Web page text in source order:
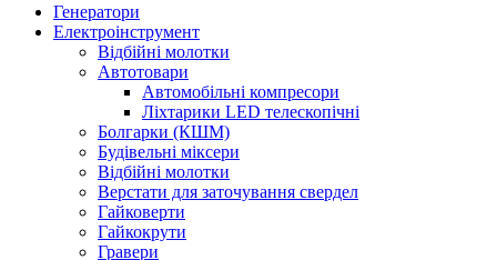
Генератори
Електроінструмент
Bідбійні молотки
Автотовари
Автомобільні компресори
Ліхтарики LED телескопічні
Болгарки (КШМ)
Будівельні міксери
Відбійні молотки
Верстати для заточування свердел
Гайковерти
Гайкокрути
Гравери